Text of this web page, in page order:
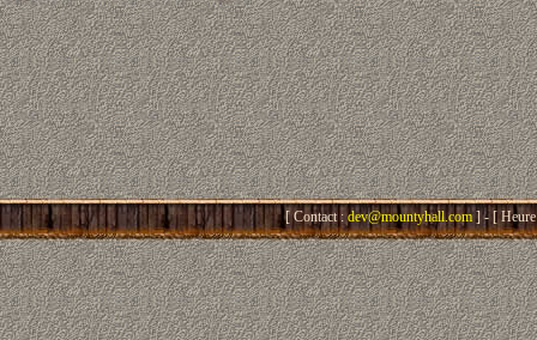
[ Contact : dev@mountyhall.com] - [ Heure